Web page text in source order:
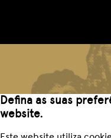
Defina as suas
website.